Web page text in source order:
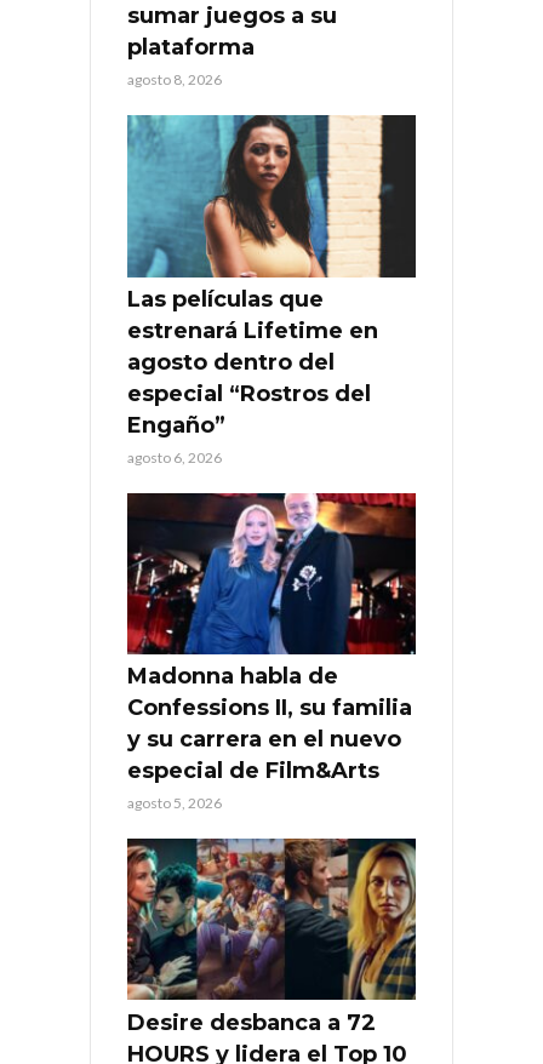
sumar juegos a su
plataforma
agosto 8, 2026
Las películas que
estrenará Lifetime en
agosto dentro del
especial “Rostros del
Engaño”
agosto 6, 2026
Madonna habla de
Confessions II, su familia
y su carrera en el nuevo
especial de Film&Arts
agosto 5, 2026
Desire desbanca a 72
HOURS y lidera el Top 10